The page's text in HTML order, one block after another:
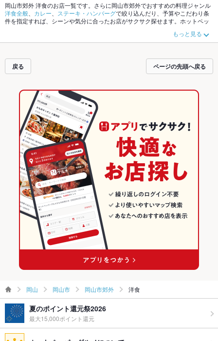
岡山市郊外 洋食のお店一覧です。さらに岡山市郊外でおすすめの料理ジャンル
洋食全般
カレー ステーキ・ハンバーグで絞り込んだり、予算やこだわり条
件を指定すれば、シーンや気分に合ったお店がサクサク探せます。ホットペッ
や季節のおすすめ料理など、お店の最新情報をご紹
介しているので安心！24時間使える簡単便利なネット予約が使えるお店も拡大
お得に便利にホットペッパーグルメをご利用ください。
もっと見る
戻る ページの先頭へ戻る
岡山 岡山市 岡山市郊外 洋食
夏のポイント還元祭2026
最大15,000ポイント還元